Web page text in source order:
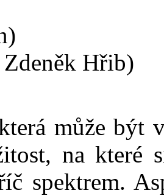
Hřib)
může být
na které
spektrem.